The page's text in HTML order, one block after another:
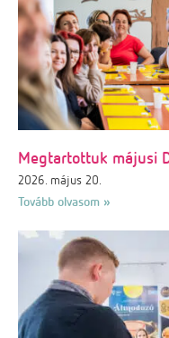
Megtartottuk májusi
2026. május 20.
Tovább olvasom »